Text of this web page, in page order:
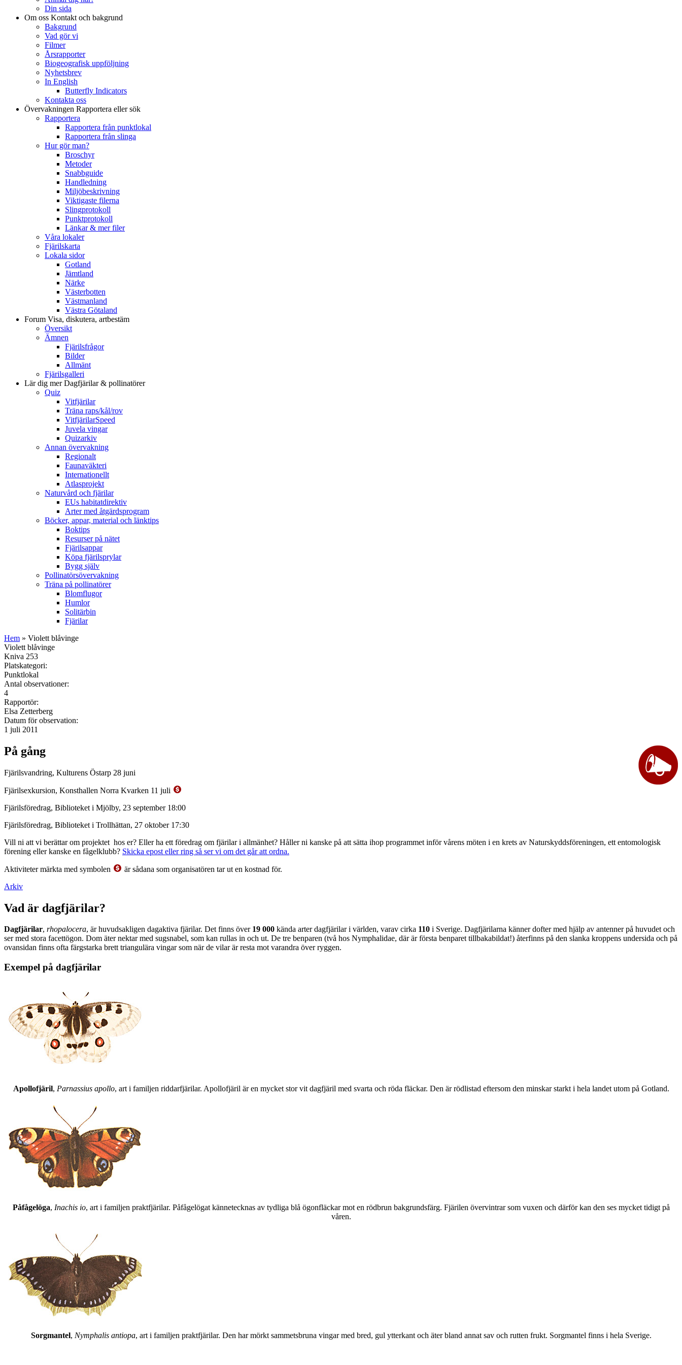
Din sida
Om oss Kontakt och bakgrund
Bakgrund
Vad gör vi
Filmer
Årsrapporter
Biogeografisk uppföljning
Nyhetsbrev
In English
Butterfly Indicators
Kontakta oss
Övervakningen Rapportera eller sök
Rapportera
Rapportera från punktlokal
Rapportera från slinga
Hur gör man?
Broschyr
Metoder
Snabbguide
Handledning
Miljöbeskrivning
Viktigaste filerna
Slingprotokoll
Punktprotokoll
Länkar & mer filer
Våra lokaler
Fjärilskarta
Lokala sidor
Gotland
Jämtland
Närke
Västerbotten
Västmanland
Västra Götaland
Forum Visa, diskutera, artbestäm
Översikt
Ämnen
Fjärilsfrågor
Bilder
Allmänt
Fjärilsgalleri
Lär dig merDagfjärilar & pollinatörer
Quiz
Vitfjärilar
Träna raps/kål/rov
VitfjärilarSpeed
Juvela vingar
Quizarkiv
Annan övervakning
Regionalt
Faunaväkteri
Internationellt
Atlasprojekt
Naturvård och fjärilar
EUs habitatdirektiv
Arter med åtgärdsprogram
Böcker, appar, material och länktips
Boktips
Resurser på nätet
Fjärilsappar
Köpa fjärilsprylar
Bygg själv
Pollinatörsövervakning
Träna på pollinatörer
Blomflugor
Humlor
Solitärbin
Fjärilar
Hem » Violett blåvinge
Violett blåvinge
Kniva 253
Platskategori:
Punktlokal
Antal observationer:
4
Rapportör:
Elsa Zetterberg
Datum för observation:
1 juli 2011
På gång
Fjärilsvandring, Kulturens Östarp 28 juni
Fjärilsexkursion, Konsthallen Norra Kvarken 11 juli
Fjärilsföredrag, Biblioteket i Mjölby, 23 september 18:00
Fjärilsföredrag, Biblioteket i Trollhättan, 27 oktober 17:30
Vill ni att vi berättar om projektet hos er? Eller ha ett föredrag om fjärilar i allmänhet? Håller ni kanske på att sätta ihop programmet inför vårens möten i en krets av Naturskyddsföreningen, ett entomologisk
förening eller kanske en fågelklubb? Skicka epost eller ring så ser vi om det går att ordna.
Aktiviteter märkta med symbolen
är sådana som organisatören tar ut en kostnad för.
Arkiv
Vad är dagfjärilar?
Dagfjärilar, rhopalocera, är huvudsakligen dagaktiva fjärilar. Det finns över 19 000 kända arter dagfjärilar i världen, varav cirka 110 i Sverige. Dagfjärilarna känner dofter med hjälp av antenner på huvudet och
ser med stora facettögon. Dom äter nektar med sugsnabel, som kan rullas in och ut. De tre benparen (två hos Nymphalidae, där är första benparet tillbakabildat!) återfinns på den slanka kroppens undersida och på
ovansidan finns ofta färgstarka brett triangulära vingar som när de vilar är resta mot varandra över ryggen.
Exempel på dagfjärilar
Apollofjäril, Parnassius apollo, art i familjen riddarfjärilar. Apollofjäril är en mycket stor vit dagfjäril med svarta och röda fläckar. Den är rödlistad eftersom den minskar starkt i hela landet utom på Gotland.
Påfågelöga, Inachis io, art i familjen praktfjärilar. Påfågelögat kännetecknas av tydliga blå ögonfläckar mot en rödbrun bakgrundsfärg. Fjärilen övervintrar som vuxen och därför kan den ses mycket tidigt på
våren.
Sorgmantel, Nymphalis antiopa, art i familjen praktfjärilar. Den har mörkt sammetsbruna vingar med bred, gul ytterkant och äter bland annat sav och rutten frukt. Sorgmantel finns i hela Sverige.